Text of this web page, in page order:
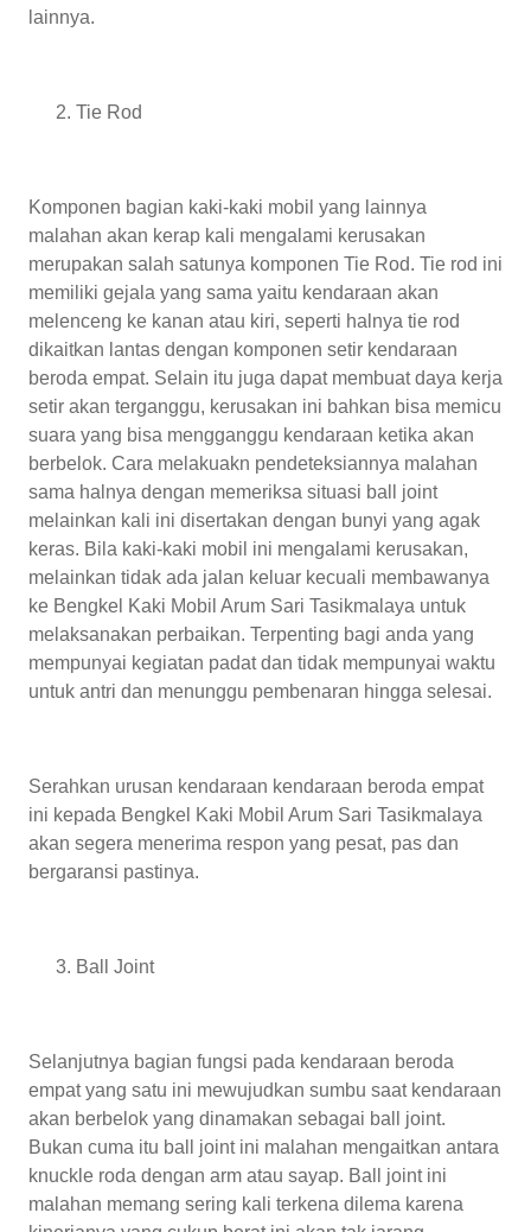
lainnya.
Tie Rod
Komponen bagian kaki-kaki mobil yang lainnya
malahan akan kerap kali mengalami kerusakan
merupakan salah satunya komponen Tie Rod. Tie rod ini
memiliki gejala yang sama yaitu kendaraan akan
melenceng ke kanan atau kiri, seperti halnya tie rod
dikaitkan lantas dengan komponen setir kendaraan
beroda empat. Selain itu juga dapat membuat daya kerja
setir akan terganggu, kerusakan ini bahkan bisa memicu
suara yang bisa mengganggu kendaraan ketika akan
berbelok. Cara melakuakn pendeteksiannya malahan
sama halnya dengan memeriksa situasi ball joint
melainkan kali ini disertakan dengan bunyi yang agak
keras. Bila kaki-kaki mobil ini mengalami kerusakan,
melainkan tidak ada jalan keluar kecuali membawanya
ke Bengkel Kaki Mobil Arum Sari Tasikmalaya untuk
melaksanakan perbaikan. Terpenting bagi anda yang
mempunyai kegiatan padat dan tidak mempunyai waktu
untuk antri dan menunggu pembenaran hingga selesai.
Serahkan urusan kendaraan kendaraan beroda empat
ini kepada Bengkel Kaki Mobil Arum Sari Tasikmalaya
akan segera menerima respon yang pesat, pas dan
bergaransi pastinya.
Ball Joint
Selanjutnya bagian fungsi pada kendaraan beroda
empat yang satu ini mewujudkan sumbu saat kendaraan
akan berbelok yang dinamakan sebagai ball joint.
Bukan cuma itu ball joint ini malahan mengaitkan antara
knuckle roda dengan arm atau sayap. Ball joint ini
malahan memang sering kali terkena dilema karena